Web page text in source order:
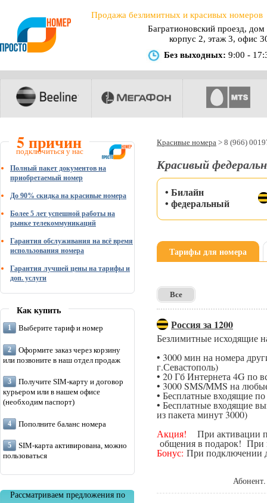
Продажа безлимитных и красивых номеров
Багратионовский проезд, дом
корпус 2, этаж 3, офис
Без выходных: 9:00 -
5 причин
подключиться у нас
Полный пакет документов на
приобретаемый номер
До 90% скидка на красивые номера
Более 5 лет успешной работы на
рынке телекоммуникаций
Гарантия обслуживания на всё время
использования номера
Гарантия лучшей цены на тарифы и
доп. услуги
Как купить
Выберите тариф и номер
Оформите заказ через корзину
или позвоните в наш отдел продаж
Получите SIM-карту и договор
курьером или в нашем офисе
(необходим паспорт)
Пополните баланс номера
SIM-карта активирована, можно
пользоваться
Рассматриваем предложения по
Красивые номера > 8 (966)
Красивый
• Билайн
• федеральный
Тарифы для номера
Все
Россия за 1200
Безлимитные исходящие
• 3000 мин на номера
г.Севастополь)
• 20 Гб Интернета 4G по
• 3000 SMS/MMS на
• Бесплатные входящие
• Бесплатные входящие
из пакета минут 3000)
Акция! При активации
общения в подарок! При
Бонус: При подключении